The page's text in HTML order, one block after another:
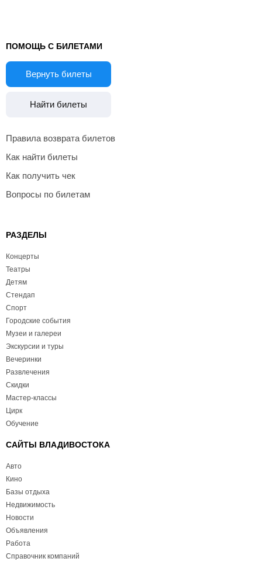
ПОМОЩЬ С БИЛЕТАМИ
Вернуть билеты
Найти билеты
Правила возврата билетов
Как найти билеты
Как получить чек
Вопросы по билетам
РАЗДЕЛЫ
Концерты
Театры
Детям
Стендап
Спорт
Городские события
Музеи и галереи
Экскурсии и туры
Вечеринки
Развлечения
Скидки
Мастер-классы
Цирк
Обучение
САЙТЫ ВЛАДИВОСТОКА
Авто
Кино
Базы отдыха
Недвижимость
Новости
Объявления
Работа
Справочник компаний